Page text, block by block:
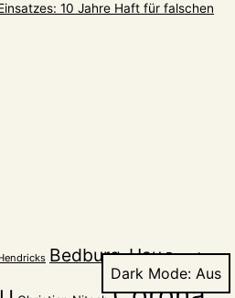
10 Jahre Haft für falschen
Bedburg-Hau Bernd
Dark Mode: